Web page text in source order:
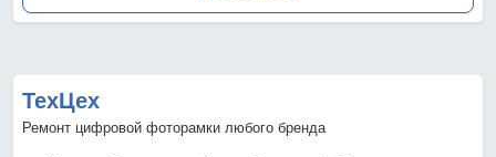
ТехЦех
Ремонт цифровой фоторамки любого бренда